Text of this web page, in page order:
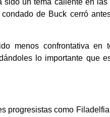
un tema caliente en
de Buck cerró
menos confrontativa en
lo importante que
progresistas como